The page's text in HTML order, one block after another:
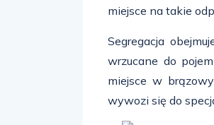
miejsce na takie
Segregacja
wrzucane do
miejsce w
wywozi się do